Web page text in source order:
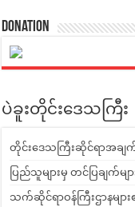
Donation
ပဲခူးတိုင်းဒေသကြီး
တိုင်းဒေသကြီးဆိုင်ရာအချ
ပြည်သူများမှ တင်ပြချက်မျာ
သက်ဆိုင်ရာဝန်ကြီးဌာနများ